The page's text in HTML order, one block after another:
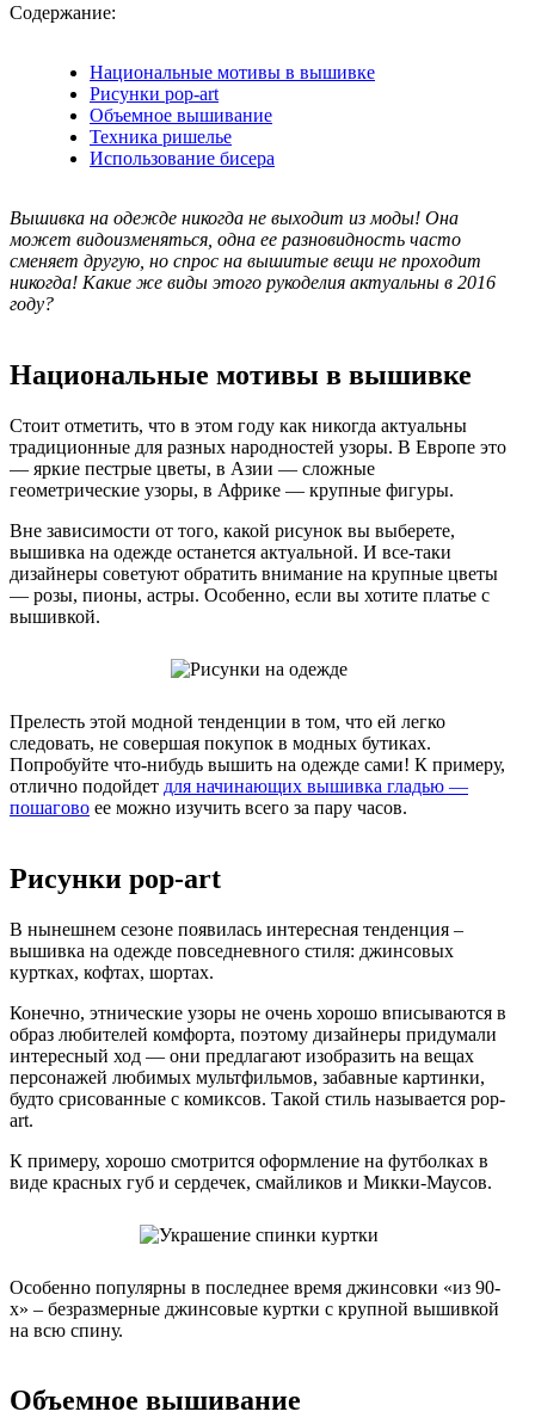
Содержание:
Национальные мотивы в вышивке
Рисунки pop-art
Объемное вышивание
Техника ришелье
Использование бисера
Вышивка на одежде никогда не выходит из моды! Она
может видоизменяться, одна ее разновидность часто
сменяет другую, но спрос на вышитые вещи не проходит
никогда! Какие же виды этого рукоделия актуальны в 2016
году?
Национальные мотивы в вышивке
Стоит отметить, что в этом году как никогда актуальны
традиционные для разных народностей узоры. В Европе это
— яркие пестрые цветы, в Азии — сложные
геометрические узоры, в Африке — крупные фигуры.
Вне зависимости от того, какой рисунок вы выберете,
вышивка на одежде останется актуальной. И все-таки
дизайнеры советуют обратить внимание на крупные цветы
— розы, пионы, астры. Особенно, если вы хотите платье с
вышивкой.
Прелесть этой модной тенденции в том, что ей легко
следовать, не совершая покупок в модных бутиках.
Попробуйте что-нибудь вышить на одежде сами! К примеру,
отлично подойдет для начинающих вышивка гладью —
пошагово ее можно изучить всего за пару часов.
Рисунки pop-art
В нынешнем сезоне появилась интересная тенденция –
вышивка на одежде повседневного стиля: джинсовых
куртках, кофтах, шортах.
Конечно, этнические узоры не очень хорошо вписываются в
образ любителей комфорта, поэтому дизайнеры придумали
интересный ход — они предлагают изобразить на вещах
персонажей любимых мультфильмов, забавные картинки,
будто срисованные с комиксов. Такой стиль называется pop-
art.
К примеру, хорошо смотрится оформление на футболках в
виде красных губ и сердечек, смайликов и Микки-Маусов.
Особенно популярны в последнее время джинсовки «из 90-
х» – безразмерные джинсовые куртки с крупной вышивкой
на всю спину.
Объемное вышивание